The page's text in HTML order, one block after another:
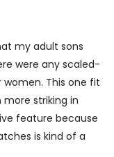
my adult sons
were any scaled-
This one fit
more striking in
feature because
is kind of a